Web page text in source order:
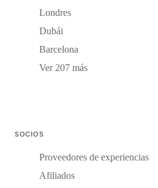
Londres
Dubái
Barcelona
Ver 207 más
SOCIOS
Proveedores de experiencias
Afiliados